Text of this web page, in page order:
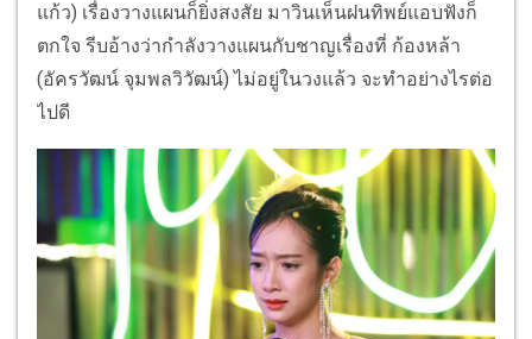
แก้ว) เรื่องวางแผนก็ยิ่งสงสัย มาวินเห็นฝนทิพย์แอบฟังก็
ตกใจ รีบอ้างว่ากำลังวางแผนกับชาญเรื่องที่ ก้องหล้า
(อัครวัฒน์ จุมพลวิวัฒน์) ไม่อยู่ในวงแล้ว จะทำอย่างไรต่อ
ไปดี